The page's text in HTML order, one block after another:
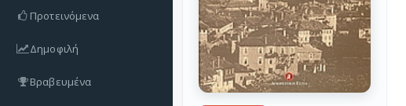
Προτεινόμενα
Δημοφιλή
Βραβευμένα